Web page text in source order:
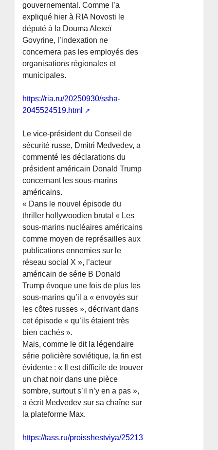
gouvernemental. Comme l’a
expliqué hier à RIA Novosti le
député à la Douma Alexeï
Govyrine, l’indexation ne
concernera pas les employés des
organisations régionales et
municipales.
https://ria.ru/20250930/ssha-
2045524519.html
Le vice-président du Conseil de
sécurité russe, Dmitri Medvedev, a
commenté les déclarations du
président américain Donald Trump
concernant les sous-marins
américains.
« Dans le nouvel épisode du
thriller hollywoodien brutal « Les
sous-marins nucléaires américains
comme moyen de représailles aux
publications ennemies sur le
réseau social X », l’acteur
américain de série B Donald
Trump évoque une fois de plus les
sous-marins qu’il a « envoyés sur
les côtes russes », décrivant dans
cet épisode « qu’ils étaient très
bien cachés ».
Mais, comme le dit la légendaire
série policière soviétique, la fin est
évidente : « Il est difficile de trouver
un chat noir dans une pièce
sombre, surtout s’il n’y en a pas »,
a écrit Medvedev sur sa chaîne sur
la plateforme Max.
https://tass.ru/proisshestviya/25213745